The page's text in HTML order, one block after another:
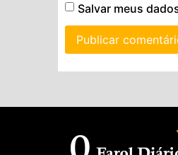
Salvar meus